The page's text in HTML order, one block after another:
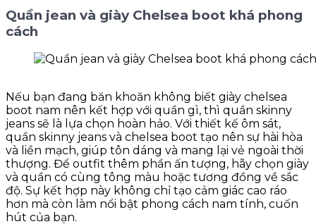
Quần jean và giày Chelsea boot khá phong
cách
Nếu bạn đang băn khoăn không biết giày chelsea
boot nam nên kết hợp với quần gì, thì quần skinny
jeans sẽ là lựa chọn hoàn hảo. Với thiết kế ôm sát,
quần skinny jeans và chelsea boot tạo nên sự hài hòa
và liền mạch, giúp tôn dáng và mang lại vẻ ngoài thời
thượng. Để outfit thêm phần ấn tượng, hãy chọn giày
và quần có cùng tông màu hoặc tương đồng về sắc
độ. Sự kết hợp này không chỉ tạo cảm giác cao ráo
hơn mà còn làm nổi bật phong cách nam tính, cuốn
hút của bạn.